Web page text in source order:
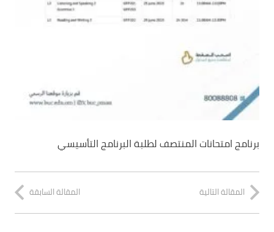
برنامج امتحانات المنتصف لطلبة البرنامج التأسيسي
المقالة السابقة المقالة التالية